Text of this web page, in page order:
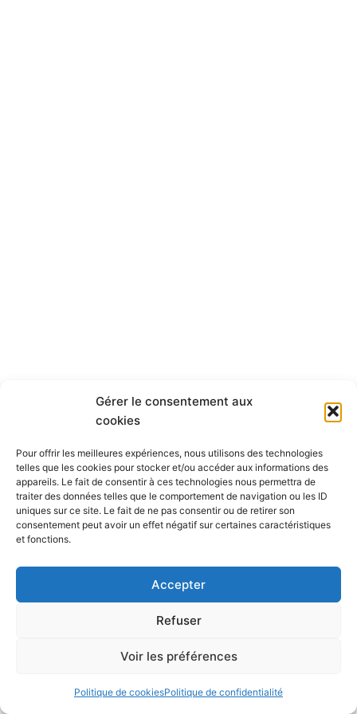
Gérer le consentement aux
cookies
Pour offrir les meilleures expériences, nous utilisons des technologies
telles que les cookies pour stocker et/ou accéder aux informations des
appareils. Le fait de consentir à ces technologies nous permettra de
traiter des données telles que le comportement de navigation ou les ID
uniques sur ce site. Le fait de ne pas consentir ou de retirer son
consentement peut avoir un effet négatif sur certaines caractéristiques
et fonctions.
Accepter
Refuser
Voir les préférences
Politique de cookiesPolitique de confidentialité